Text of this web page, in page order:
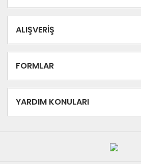
ALIŞVERİŞ
FORMLAR
YARDIM KONULARI